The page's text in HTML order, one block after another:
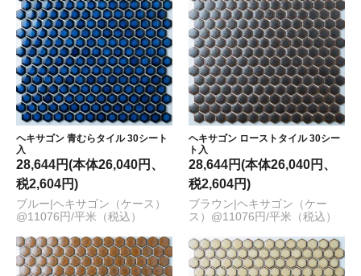
ヘキサゴン 青むらタイル 30シート
入
28,644円(本体26,040円、
税2,604円)
ブルー|ヘキサゴン（ケース）
@11076円/平米（税込）
ヘキサゴン ローストタイル 30シー
ト入
28,644円(本体26,040円、
税2,604円)
ブラウン|ヘキサゴン（ケー
ス）@11076円/平米（税込）